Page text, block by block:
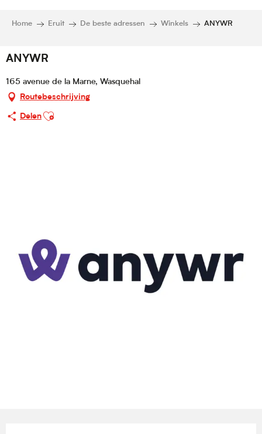
Home Eruit De beste adressen Winkels ANYWR
ANYWR
165 avenue de la Marne, Wasquehal
Routebeschrijving
Delen
Ajouter aux favoris